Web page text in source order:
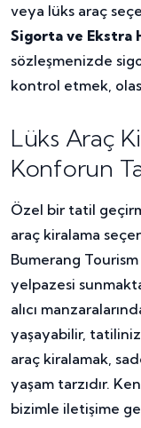
veya lüks araç
Sigorta ve Ekstra
sözleşmenizde
kontrol etmek,
Lüks Araç
Konforun
Özel bir tatil
araç kiralama
Bumerang
yelpazesi
alıcı
yaşayabilir,
araç kiralamak,
yaşam tarzıdır.
bizimle iletişime